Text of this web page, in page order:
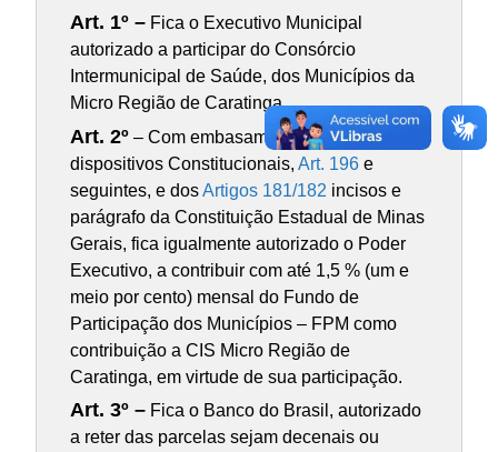
Art. 1º –Fica o Executivo Municipal
autorizado a participar do Consórcio
Intermunicipal de Saúde, dos Municípios da
Micro Região de Caratinga.
Art. 2º– Com embasamento legal em
dispositivos Constitucionais, Art. 196e
seguintes, e dosArtigos 181/182 incisos e
parágrafo da Constituição Estadual de Minas
Gerais, fica igualmente autorizado o Poder
Executivo, a contribuir com até 1,5 % (um e
meio por cento) mensal do Fundo de
Participação dos Municípios – FPM como
contribuição a CIS Micro Região de
Caratinga, em virtude de sua participação.
Art. 3º –Fica o Banco do Brasil, autorizado
a reter das parcelas sejam decenais ou